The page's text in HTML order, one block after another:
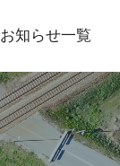
お知らせ一覧